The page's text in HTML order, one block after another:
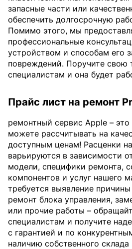
запасные части или
обеспечить долгосрочную
Помимо этого, мы
профессиональные
устройством и способам его
повреждений. Поручите свою
специалистам и она будет
Прайс лист на ремонт
ремонтный сервис Apple –
можете рассчитывать на
доступным ценам! Расценки
варьируются в зависимости
модели, специфики ремонта,
компонентов и услуг нашего
требуется выявление
ремонт блока управления,
или прочие работы –
специалистам и получите
с гарантией и по
наличию собственного